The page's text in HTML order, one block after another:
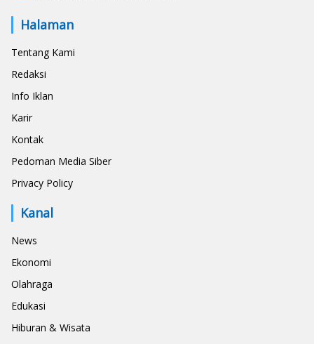
Halaman
Tentang Kami
Redaksi
Info Iklan
Karir
Kontak
Pedoman Media Siber
Privacy Policy
Kanal
News
Ekonomi
Olahraga
Edukasi
Hiburan & Wisata